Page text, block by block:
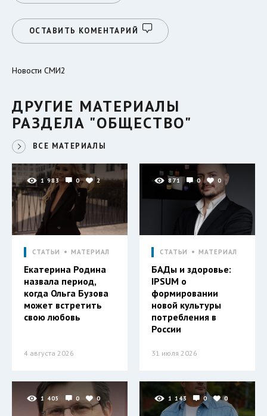
ОСТАВИТЬ КОМЕНТАРИЙ
Новости СМИ2
ДРУГИЕ МАТЕРИАЛЫ
РАЗДЕЛА "ОБЩЕСТВО"
ВСЕ МАТЕРИАЛЫ
1 983 0 2
СТАТЬИ МАТЕРИАЛ
Екатерина Родина
назвала период,
когда Ольга Бузова
может встретить
свою любовь
4 августа 2026
871 0 0
СТАТЬИ МАТЕРИАЛ
БАДы и здоровье:
IPSUM о
формировании
новой культуры
потребления в
России
31 июля 2026
1 405 0 0 1 143 0 0